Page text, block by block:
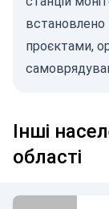
проєктами,
Інші
області